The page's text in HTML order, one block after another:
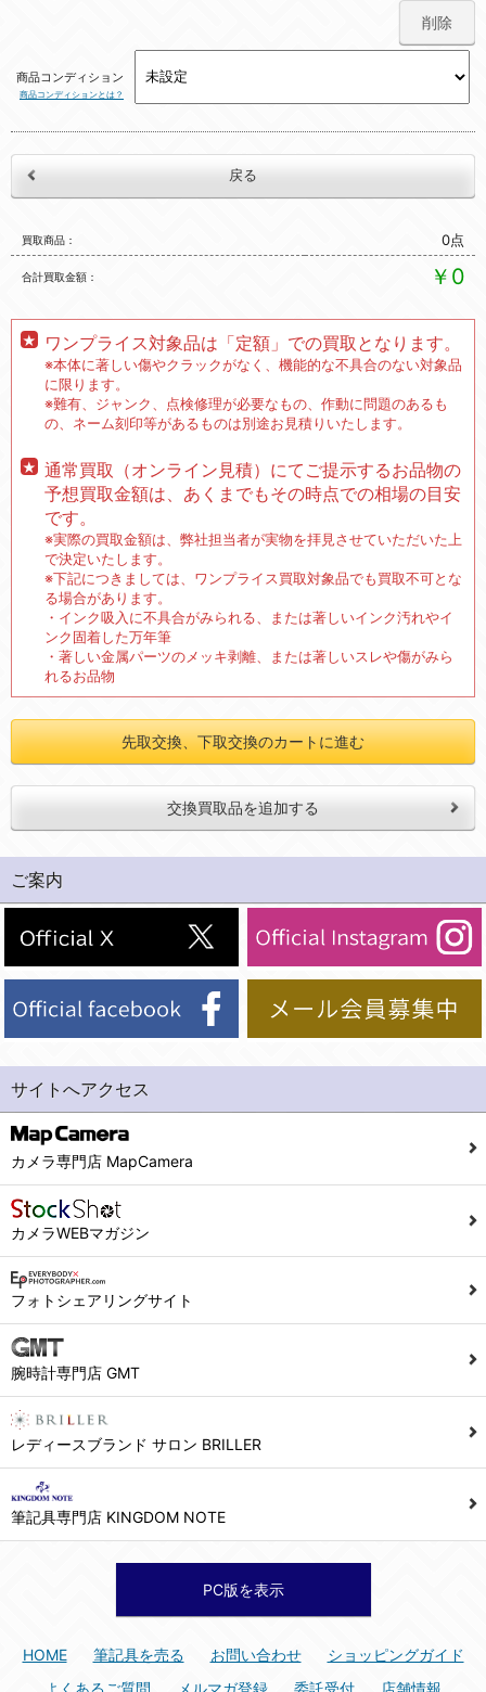
削除
商品コンディション
商品コンディションとは？
買取商品 0点
合計買取金額 ￥0
ワンプライス対象品は「定額」での買取となります。
※本体に著しい傷やクラックがなく、機能的な不具合のない対象品
に限ります。
※難有、ジャンク、点検修理が必要なもの、作動に問題のあるも
の、ネーム刻印等があるものは別途お見積りいたします。
通常買取（オンライン見積）にてご提示するお品物の
予想買取金額は、あくまでもその時点での相場の目安
です。
※実際の買取金額は、弊社担当者が実物を拝見させていただいた上
で決定いたします。
※下記につきましては、ワンプライス買取対象品でも買取不可とな
る場合があります。
・インク吸入に不具合がみられる、または著しいインク汚れやイ
ンク固着した万年筆
・著しい金属パーツのメッキ剥離、または著しいスレや傷がみら
れるお品物
先取交換、下取交換のカートに進む
交換買取品を追加する
ご案内
サイトへアクセス
カメラ専門店 MapCamera
カメラWEBマガジン
フォトシェアリングサイト
腕時計専門店 GMT
レディースブランド サロン BRILLER
筆記具専門店 KINGDOM NOTE
PC版を表示
HOME 筆記具を売る お問い合わせ
ショッピングガイド
よくあるご質問
メルマガ登録 委託受付 店舗情報